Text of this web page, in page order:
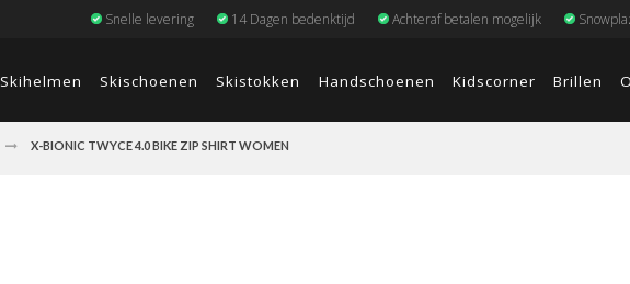
Snelle levering 14 Dagen bedenktijd Achteraf betalen mogelijk
Skihelmen Skischoenen Skistokken Handschoenen Kidscorner Brillen
X-BIONIC TWYCE 4.0 BIKE ZIP SHIRT WOMEN